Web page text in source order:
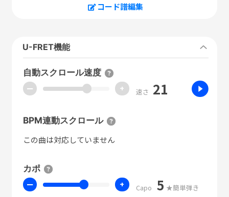
コード譜編集
U-FRET機能
自動スクロール速度
ー + 速さ 21
BPM連動スクロール
この曲は対応していません
カポ
ー + Capo 5 ★簡単弾き